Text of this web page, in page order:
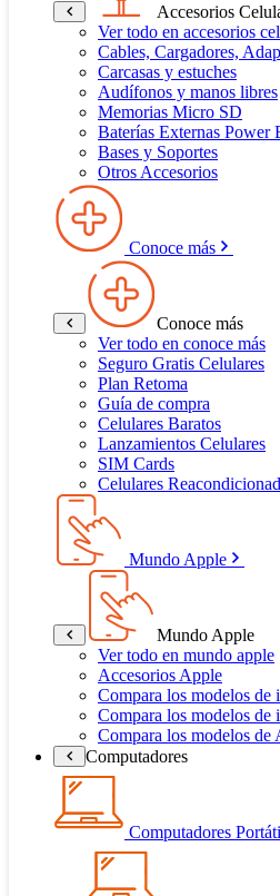
Accesorios
Ver todo en accesorios
Cables, Cargadores,
Carcasas y estuches
Audífonos y manos libres
Memorias Micro SD
Baterías Externas Power
Bases y Soportes
Otros Accesorios
Conoce más
Conoce más
Ver todo en conoce más
Seguro Gratis Celulares
Plan Retoma
Guía de compra
Celulares Baratos
Lanzamientos Celulares
SIM Cards
Celulares
Mundo Apple
Mundo Apple
Ver todo en mundo apple
Accesorios Apple
Compara los modelos de
Compara los modelos de
Compara los modelos de
Computadores
Computadores